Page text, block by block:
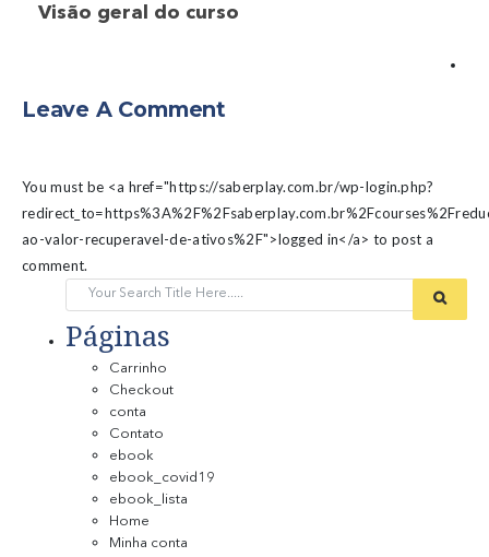
Visão geral do curso
Leave A Comment
You must be <a href="https://saberplay.com.br/wp-login.php?
ao-valor-recuperavel-de-ativos%2F">logged in</a> to post a
comment.
Páginas
Carrinho
Checkout
conta
Contato
ebook
ebook_covid19
ebook_lista
Home
Minha conta